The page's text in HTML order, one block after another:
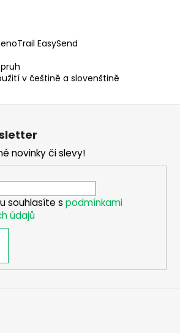
EasySend
v češtině a slovenštině
novinky či slevy!
souhlasíte s podmínkami
údajů